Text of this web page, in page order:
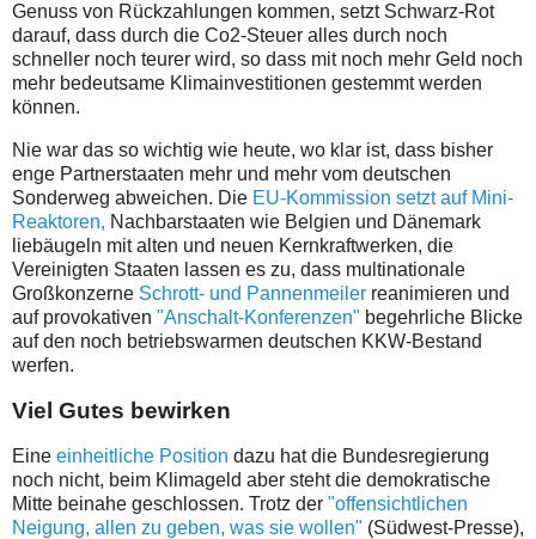
Genuss von Rückzahlungen kommen, setzt Schwarz-Rot
darauf, dass durch die Co2-Steuer alles durch noch
schneller noch teurer wird, so dass mit noch mehr Geld noch
mehr bedeutsame Klimainvestitionen gestemmt werden
können.
Nie war das so wichtig wie heute, wo klar ist, dass bisher
enge Partnerstaaten mehr und mehr vom deutschen
Sonderweg abweichen. Die EU-Kommission setzt auf Mini-
Reaktoren, Nachbarstaaten wie Belgien und Dänemark
liebäugeln mit alten und neuen Kernkraftwerken, die
Vereinigten Staaten lassen es zu, dass multinationale
Großkonzerne Schrott- und Pannenmeiler reanimieren und
auf provokativen "Anschalt-Konferenzen" begehrliche Blicke
auf den noch betriebswarmen deutschen KKW-Bestand
werfen.
Viel Gutes bewirken
Eine einheitliche Position dazu hat die Bundesregierung
noch nicht, beim Klimageld aber steht die demokratische
Mitte beinahe geschlossen. Trotz der "offensichtlichen
Neigung, allen zu geben, was sie wollen" (Südwest-Presse),